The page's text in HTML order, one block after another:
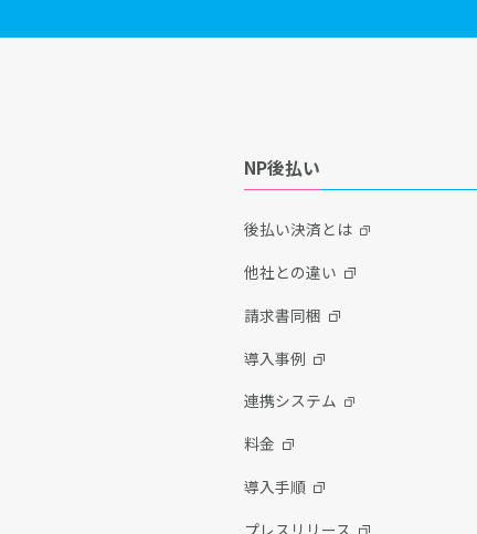
NP後払い
後払い決済とは
他社との違い
請求書同梱
導入事例
連携システム
料金
導入手順
プレスリリース